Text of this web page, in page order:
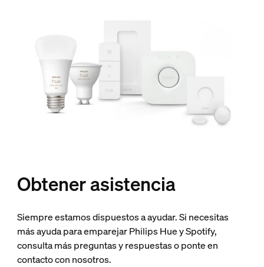
Obtener asistencia
Siempre estamos dispuestos a ayudar. Si necesitas
más ayuda para emparejar Philips Hue y Spotify,
consulta más preguntas y respuestas o ponte en
contacto con nosotros.